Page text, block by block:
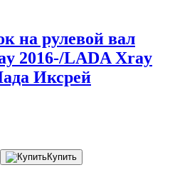
на рулевой вал
2016-/LADA Xray
Иксрей
Купить